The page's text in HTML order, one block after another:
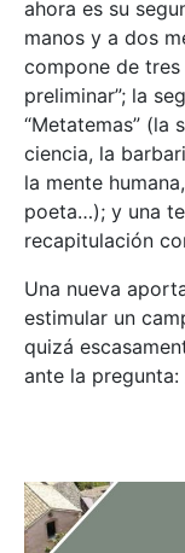
ahora es su
manos y a dos
compone de tres
preliminar”; la
“Metatemas” (la
ciencia, la
la mente
poeta…); y una
recapitulación
Una nueva
estimular un
quizá
ante la